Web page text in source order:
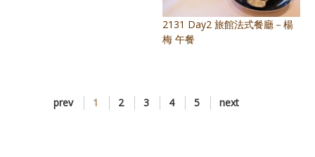
2131 Day2 旅館法式餐廳－楊
梅 午餐
prev 1 2 3 4 5 next